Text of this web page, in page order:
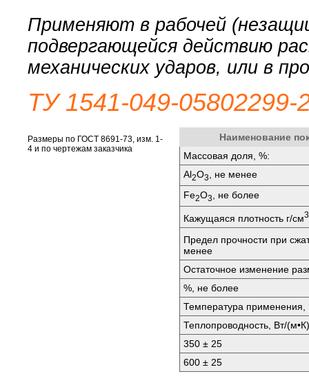
Применяют в рабочей
подвергающейся действию
механических ударов, или в
ТУ 1541-049-05802299-
Размеры по ГОСТ 8691-73, изм. 1-
4 и по чертежам заказчика
Наименование
Массовая доля, %:
Al2O3
, не менее
Fe2O3 , не более
Кажущаяся плотность г/см3
Предел прочности при
менее
Остаточное изменение
%, не более
Температура
Теплопроводность, Вт/
350 ± 25
600 ± 25